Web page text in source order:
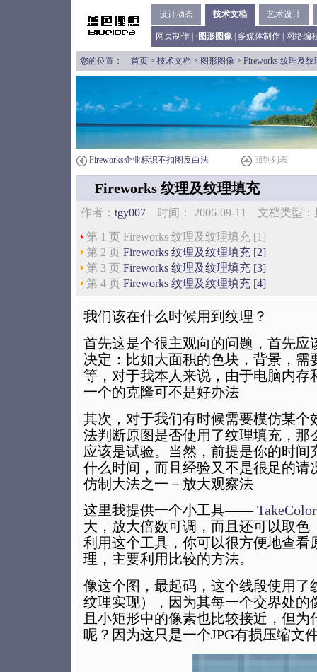
设计动态 技术文档 艺术设计
网页制作 | · 图形图像 多媒体制作 网络编
您的位置： 首页 > 技术文档 > 图形图像 > Fireworks 纹理及纹
Fireworks企业标识不扣图反白法 回到列表
Fireworks 纹理及纹理填充
作者： tgy007 时间： 2006-09-11 文档类型
第 1 页 Fireworks 纹理及纹理填充 [1]
第 2 页 Fireworks 纹理及纹理填充 [2]
第 3 页 Fireworks 纹理及纹理填充 [3]
第 4 页 Fireworks 纹理及纹理填充 [4]
我们该在什么时候用到纹理？
首先这是个很主观向的问题，首先应
决定：比如大面积的色块，背景，需
等，对于我本人来说，由于电脑内存
一个的克隆可不是好办法
其次，对于我们有时候需要模仿某个
法判断原图是否使用了纹理填充，那
应该是试验。当然，前提是你的时间
什么时间，而且经验又不是很足的请
仿制大法之一－放大观察法
这里我提供一个小工具——
大，放大倍数可调，而且还可以取色
利用这个工具，你可以很方便地查看
理，主要利用比较的方法。
像这个图，最起码，这个线段使用了
纹理实现），因为其每一个交界处的
且小矩形中的像素也比较接近，但为
呢？因为这只是一个JPG有损压缩文